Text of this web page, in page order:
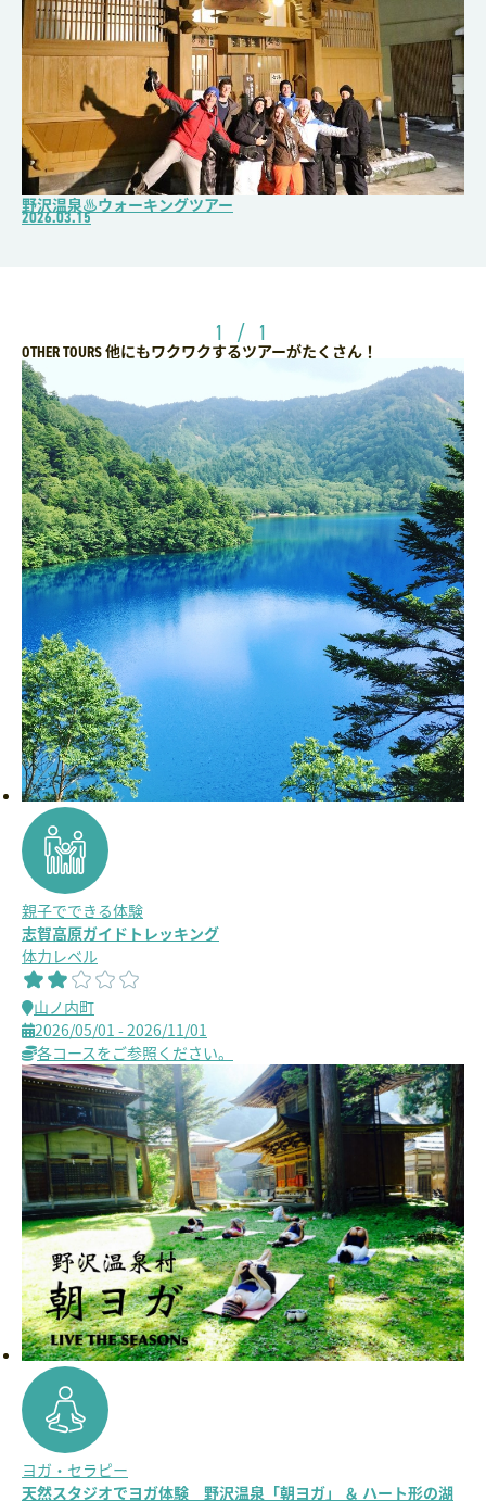
野沢温泉♨ウォーキングツアー
2026.03.15
1 / 1
OTHER TOURS他にもワクワクするツアーがたくさん！
親子でできる体験
志賀高原ガイドトレッキング
体力レベル
山ノ内町
2026/05/01 - 2026/11/01
各コースをご参照ください。
ヨガ・セラピー
天然スタジオでヨガ体験 野沢温泉「朝ヨガ」 ＆ ハート形の湖